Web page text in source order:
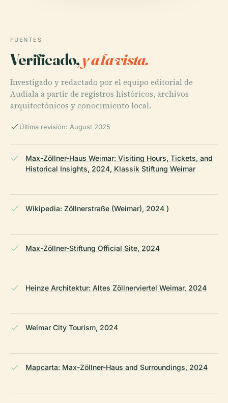
FUENTES
Verificado,y a la vista.
Investigado y redactado por el equipo editorial de
Audiala a partir de registros históricos, archivos
arquitectónicos y conocimiento local.
Última revisión: August 2025
Max-Zöllner-Haus Weimar: Visiting Hours, Tickets, and
Historical Insights, 2024, Klassik Stiftung Weimar
Wikipedia: Zöllnerstraße (Weimar), 2024 )
Max-Zöllner-Stiftung Official Site, 2024
Heinze Architektur: Altes Zöllnerviertel Weimar, 2024
Weimar City Tourism, 2024
Mapcarta: Max-Zöllner-Haus and Surroundings, 2024